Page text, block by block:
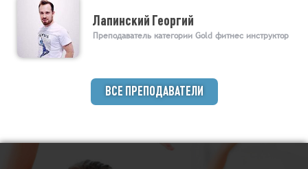
Лапинский Георгий
Преподаватель категории Gold фитнес инструктор
ВСЕ ПРЕПОДАВАТЕЛИ